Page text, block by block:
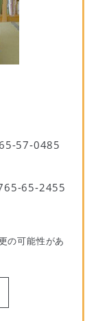
57‐0485
65‐2455
の可能性があ